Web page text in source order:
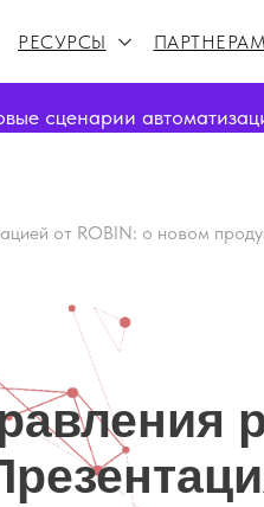
ПАРТНЕРАМ
РЕСУРСЫ
сценарии
от ROBIN: о новом